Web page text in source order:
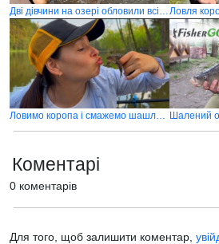
Дві дівчини на озері обловили всіх чоловіків
Ловимо коропа і смажемо шашлики на озері в лісі Шалений
Коментарі
0 коментарів
Для того, щоб залишити коментар,